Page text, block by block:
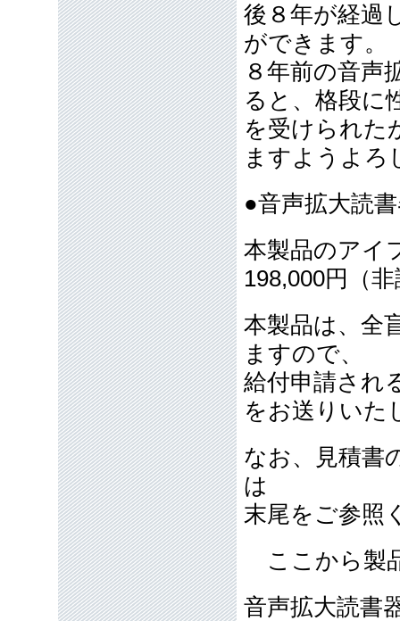
後８年が経過
ができます。
８年前の音声
ると、格段に
を受けられた
ますようよろ
●音声拡大読
本製品のアイ
198,000円（
本製品は、全
ますので、
給付申請され
をお送りいた
なお、見積書
は
末尾をご参照
ここから製
音声拡大読書